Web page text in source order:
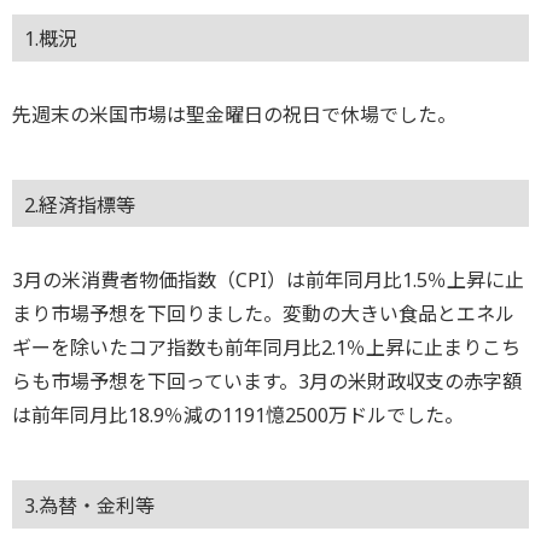
1.概況
先週末の米国市場は聖金曜日の祝日で休場でした。
2.経済指標等
3月の米消費者物価指数（CPI）は前年同月比1.5％上昇に止
まり市場予想を下回りました。変動の大きい食品とエネル
ギーを除いたコア指数も前年同月比2.1％上昇に止まりこち
らも市場予想を下回っています。3月の米財政収支の赤字額
は前年同月比18.9％減の1191憶2500万ドルでした。
3.為替・金利等